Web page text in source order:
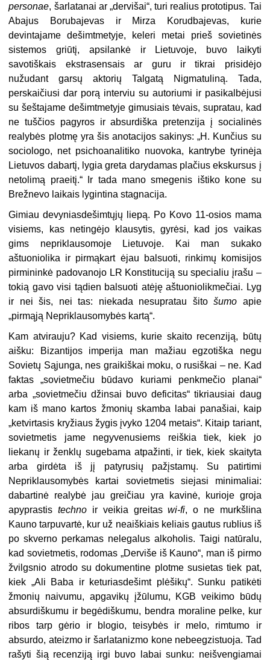
personae, šarlatanai ar „dervišai“, turi realius prototipus. Tai
Abajus Borubajevas ir Mirza Korudbajevas, kurie
devintajame dešimtmetyje, keleri metai prieš sovietinės
sistemos griūtį, apsilankė ir Lietuvoje, buvo laikyti
savotiškais ekstrasensais ar guru ir tikrai prisidėjo
nužudant garsų aktorių Talgatą Nigmatuliną. Tada,
perskaičiusi dar porą interviu su autoriumi ir pasikalbėjusi
su šeštajame dešimtmetyje gimusiais tėvais, supratau, kad
ne tuščios pagyros ir absurdiška pretenzija į socialinės
realybės plotmę yra šis anotacijos sakinys: „H. Kunčius su
sociologo, net psichoanalitiko nuovoka, kantrybe tyrinėja
Lietuvos dabartį, lygia greta darydamas plačius ekskursus į
netolimą praeitį.“ Ir tada mano smegenis ištiko kone su
Brežnevo laikais lygintina stagnacija.
Gimiau devyniasdešimtųjų liepą. Po Kovo 11-osios mama
visiems, kas netingėjo klausytis, gyrėsi, kad jos vaikas
gims nepriklausomoje Lietuvoje. Kai man sukako
aštuoniolika ir pirmąkart ėjau balsuoti, rinkimų komisijos
pirmininkė padovanojo LR Konstituciją su specialiu įrašu –
tokią gavo visi tądien balsuoti atėję aštuoniolikmečiai. Lyg
ir nei šis, nei tas: niekada nesupratau šitošumo apie
„pirmąją Nepriklausomybės kartą“.
Kam atvirauju? Kad visiems, kurie skaito recenziją, būtų
aišku: Bizantijos imperija man mažiau egzotiška negu
Sovietų Sąjunga, nes graikiškai moku, o rusiškai – ne. Kad
faktas „sovietmečiu būdavo kuriami penkmečio planai“
arba „sovietmečiu džinsai buvo deficitas“ tikriausiai daug
kam iš mano kartos žmonių skamba labai panašiai, kaip
„ketvirtasis kryžiaus žygis įvyko 1204 metais“. Kitaip tariant,
sovietmetis jame negyvenusiems reiškia tiek, kiek jo
liekanų ir ženklų sugebama atpažinti, ir tiek, kiek skaityta
arba girdėta iš jį patyrusių pažįstamų. Su patirtimi
Nepriklausomybės kartai sovietmetis siejasi minimaliai:
dabartinė realybė jau greičiau yra kavinė, kurioje groja
apyprastistechno ir veikia greitaswi-fi, o ne murkšlina
Kauno tarpuvartė, kur už neaiškiais keliais gautus rublius iš
po skverno perkamas nelegalus alkoholis. Taigi natūralu,
kad sovietmetis, rodomas „Derviše iš Kauno“, man iš pirmo
žvilgsnio atrodo su dokumentine plotme susietas tiek pat,
kiek „Ali Baba ir keturiasdešimt plėšikų“. Sunku patikėti
žmonių naivumu, apgavikų įžūlumu, KGB veikimo būdų
absurdiškumu ir begėdiškumu, bendra moraline pelke, kur
ribos tarp gėrio ir blogio, teisybės ir melo, rimtumo ir
absurdo, ateizmo ir šarlatanizmo kone nebeegzistuoja. Tad
rašyti šią recenziją irgi buvo labai sunku: neišvengiamai